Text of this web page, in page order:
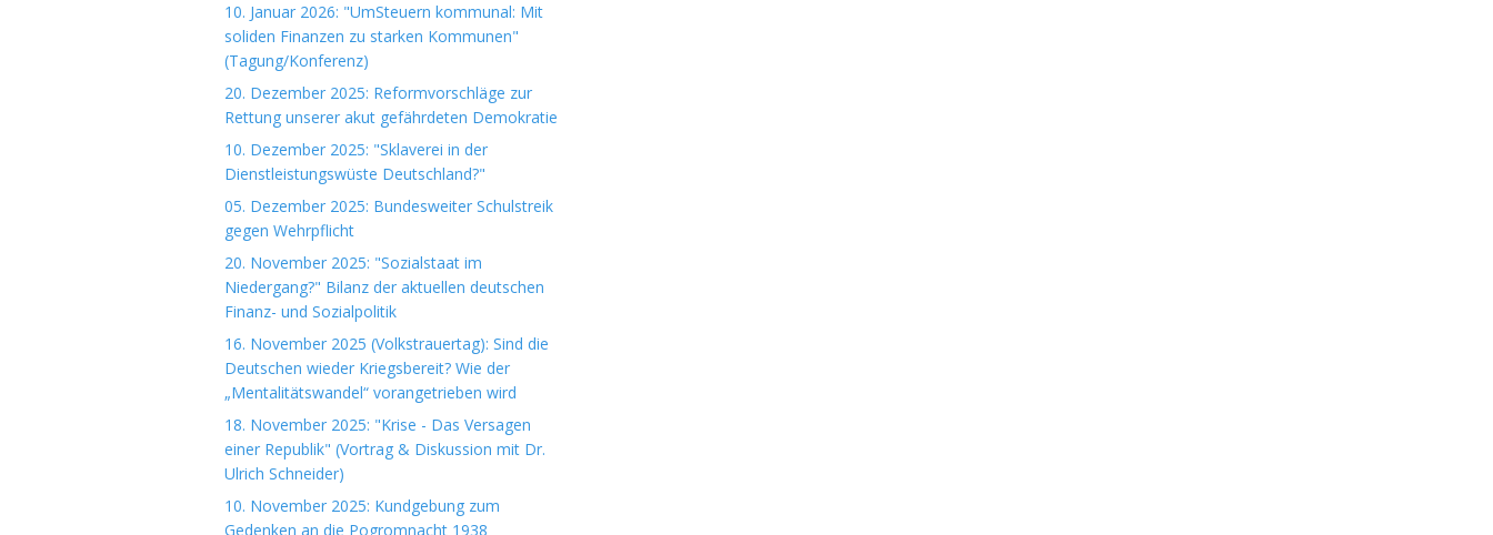
10. Januar 2026: "UmSteuern kommunal: Mit
soliden Finanzen zu starken Kommunen"
(Tagung/Konferenz)
20. Dezember 2025: Reformvorschläge zur
Rettung unserer akut gefährdeten Demokratie
10. Dezember 2025: "Sklaverei in der
Dienstleistungswüste Deutschland?"
05. Dezember 2025: Bundesweiter Schulstreik
gegen Wehrpflicht
20. November 2025: "Sozialstaat im
Niedergang?" Bilanz der aktuellen deutschen
Finanz- und Sozialpolitik
16. November 2025 (Volkstrauertag): Sind die
Deutschen wieder Kriegsbereit? Wie der
„Mentalitätswandel“ vorangetrieben wird
18. November 2025: "Krise - Das Versagen
einer Republik" (Vortrag & Diskussion mit Dr.
Ulrich Schneider)
10. November 2025: Kundgebung zum
Gedenken an die Pogromnacht 1938